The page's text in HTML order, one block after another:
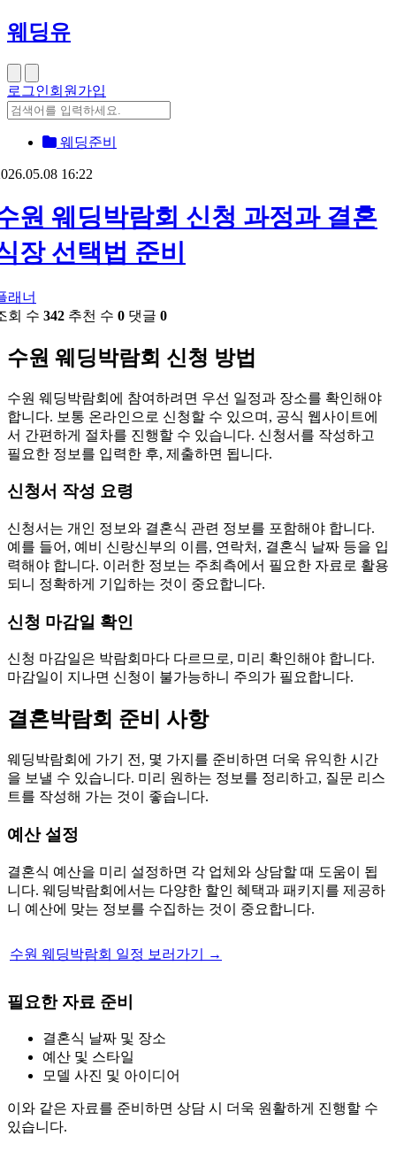
웨딩유
로그인회원가입
웨딩준비
16:22
원 웨딩박람회 신청 과정과 결혼
장 선택법 준비
래너
회 수 342 추천 수 0 댓글 0
수원 웨딩박람회 신청 방법
수원 웨딩박람회에 참여하려면 우선 일정과 장소를 확인해야
합니다. 보통 온라인으로 신청할 수 있으며, 공식 웹사이트에
서 간편하게 절차를 진행할 수 있습니다. 신청서를 작성하고
필요한 정보를 입력한 후, 제출하면 됩니다.
신청서 작성 요령
신청서는 개인 정보와 결혼식 관련 정보를 포함해야 합니다.
예를 들어, 예비 신랑신부의 이름, 연락처, 결혼식 날짜 등을 입
력해야 합니다. 이러한 정보는 주최측에서 필요한 자료로 활용
되니 정확하게 기입하는 것이 중요합니다.
신청 마감일 확인
신청 마감일은 박람회마다 다르므로, 미리 확인해야 합니다.
마감일이 지나면 신청이 불가능하니 주의가 필요합니다.
결혼박람회 준비 사항
웨딩박람회에 가기 전, 몇 가지를 준비하면 더욱 유익한 시간
을 보낼 수 있습니다. 미리 원하는 정보를 정리하고, 질문 리스
트를 작성해 가는 것이 좋습니다.
예산 설정
결혼식 예산을 미리 설정하면 각 업체와 상담할 때 도움이 됩
니다. 웨딩박람회에서는 다양한 할인 혜택과 패키지를 제공하
니 예산에 맞는 정보를 수집하는 것이 중요합니다.
수원 웨딩박람회 일정 보러가기 →
필요한 자료 준비
결혼식 날짜 및 장소
예산 및 스타일
모델 사진 및 아이디어
이와 같은 자료를 준비하면 상담 시 더욱 원활하게 진행할 수
있습니다.